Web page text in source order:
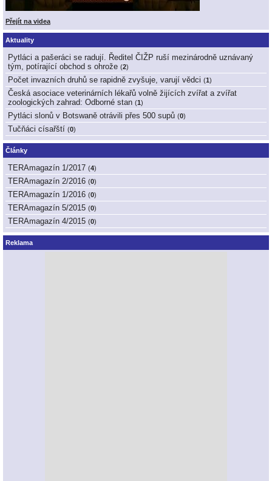
Přejít na videa
Aktuality
Pytláci a pašeráci se radují. Ředitel ČIŽP ruší mezinárodně uznávaný
tým, potírající obchod s ohrože (2)
Počet invazních druhů se rapidně zvyšuje, varují vědci (1 )
Česká asociace veterinárních lékařů volně žijících zvířat a zvířat
zoologických zahrad: Odborné stan (1 )
Pytláci slonů v Botswaně otrávili přes 500 supů (0)
Tučňáci císařští (0)
Články
TERAmagazín 1/2017 (4)
TERAmagazín 2/2016 (0)
TERAmagazín 1/2016 (0)
TERAmagazín 5/2015 (0)
TERAmagazín 4/2015 (0)
Reklama